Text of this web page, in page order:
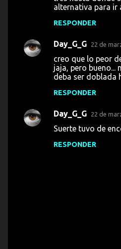
s
alternativa para ir
RESPONDER
Day_G_G 22 de
creo que lo peor
jaja, pero bueno...
deba ser doblada
RESPONDER
Day_G_G 22 de
Suerte tuvo de
RESPONDER